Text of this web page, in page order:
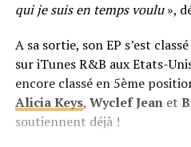
qui je suis en temps voulu»,
A sa sortie, son EP s’est
sur iTunes R&B aux Etats-
encore classé en 5ème
Alicia Keys, Wyclef Jeanet
soutiennent déjà !